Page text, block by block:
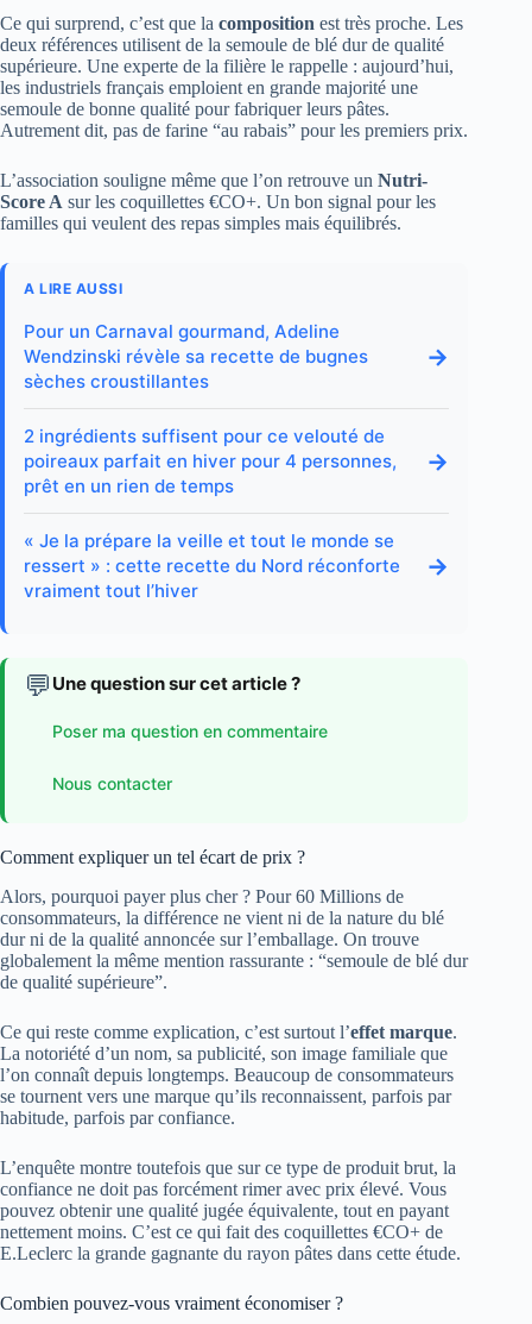
Ce qui surprend, c’est que la composition est très proche. Les
deux références utilisent de la semoule de blé dur de qualité
supérieure. Une experte de la filière le rappelle : aujourd’hui,
les industriels français emploient en grande majorité une
semoule de bonne qualité pour fabriquer leurs pâtes.
Autrement dit, pas de farine “au rabais” pour les premiers prix.
L’association souligne même que l’on retrouve un Nutri-
Score A sur les coquillettes €CO+. Un bon signal pour les
familles qui veulent des repas simples mais équilibrés.
A LIRE AUSSI
Pour un Carnaval gourmand, Adeline
Wendzinski révèle sa recette de bugnes
sèches croustillantes
→
2 ingrédients suffisent pour ce velouté de
poireaux parfait en hiver pour 4 personnes,
prêt en un rien de temps
→
« Je la prépare la veille et tout le monde se
ressert » : cette recette du Nord réconforte
vraiment tout l’hiver
→
💬 Une question sur cet article ?
Poser ma question en commentaire
Nous contacter
Comment expliquer un tel écart de prix ?
Alors, pourquoi payer plus cher ? Pour 60 Millions de
consommateurs, la différence ne vient ni de la nature du blé
dur ni de la qualité annoncée sur l’emballage. On trouve
globalement la même mention rassurante : “semoule de blé dur
de qualité supérieure”.
Ce qui reste comme explication, c’est surtout l’effet marque.
La notoriété d’un nom, sa publicité, son image familiale que
l’on connaît depuis longtemps. Beaucoup de consommateurs
se tournent vers une marque qu’ils reconnaissent, parfois par
habitude, parfois par confiance.
L’enquête montre toutefois que sur ce type de produit brut, la
confiance ne doit pas forcément rimer avec prix élevé. Vous
pouvez obtenir une qualité jugée équivalente, tout en payant
nettement moins. C’est ce qui fait des coquillettes €CO+ de
E.Leclerc la grande gagnante du rayon pâtes dans cette étude.
Combien pouvez-vous vraiment économiser ?